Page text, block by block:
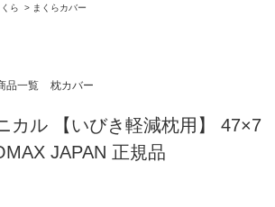
ら > まくらカバー
品一覧 枕カバー
カル 【いびき軽減枕用】 47×7
JAPAN 正規品